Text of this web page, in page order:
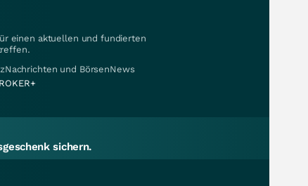
einen aktuellen und fundierten
und BörsenNews
sichern.